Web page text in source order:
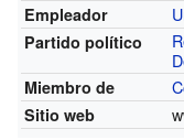
Empleador
Partido político
Miembro de
Sitio web